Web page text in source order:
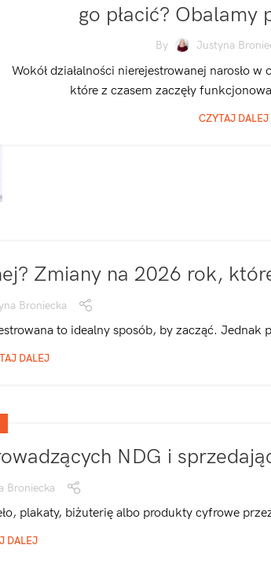
go płacić? Obalamy
By Justyna
Wokół działalności nierejestrowanej narosło
które z czasem zaczęły
CZYTAJ DALEJ
Zmiany na 2026 rok,
Broniecka
to idealny sposób, by zacząć. Jednak
DALEJ
NDG i
Broniecka
plakaty, biżuterię albo produkty cyfrowe
DALEJ